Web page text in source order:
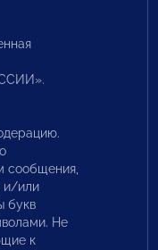
сообщения,
и/или
букв
Не
к